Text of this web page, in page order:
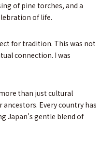
of pine torches, and a
of life.
for tradition. This was not
connection. I was
than just cultural
Every country has
Japan's gentle blend of